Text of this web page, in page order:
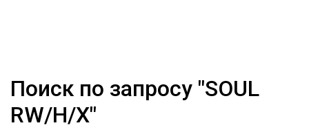
Поиск по запросу "SOUL
RW/H/X"